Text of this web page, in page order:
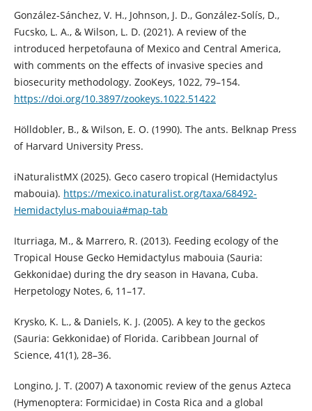
González-Sánchez, V. H., Johnson, J. D., González-Solís, D.,
Fucsko, L. A., & Wilson, L. D. (2021). A review of the
introduced herpetofauna of Mexico and Central America,
with comments on the effects of invasive species and
biosecurity methodology. ZooKeys, 1022, 79–154.
https://doi.org/10.3897/zookeys.1022.51422
Hölldobler, B., & Wilson, E. O. (1990). The ants. Belknap Press
of Harvard University Press.
iNaturalistMX (2025). Geco casero tropical (Hemidactylus
mabouia). https://mexico.inaturalist.org/taxa/68492-
Hemidactylus-mabouia#map-tab
Iturriaga, M., & Marrero, R. (2013). Feeding ecology of the
Tropical House Gecko Hemidactylus mabouia (Sauria:
Gekkonidae) during the dry season in Havana, Cuba.
Herpetology Notes, 6, 11–17.
Krysko, K. L., & Daniels, K. J. (2005). A key to the geckos
(Sauria: Gekkonidae) of Florida. Caribbean Journal of
Science, 41(1), 28–36.
Longino, J. T. (2007) A taxonomic review of the genus Azteca
(Hymenoptera: Formicidae) in Costa Rica and a global